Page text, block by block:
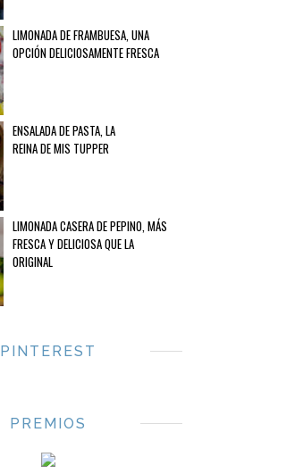
LIMONADA DE FRAMBUESA, UNA
OPCIÓN DELICIOSAMENTE FRESCA
ENSALADA DE PASTA, LA
REINA DE MIS TUPPER
LIMONADA CASERA DE PEPINO, MÁS
FRESCA Y DELICIOSA QUE LA
ORIGINAL
PINTEREST
PREMIOS